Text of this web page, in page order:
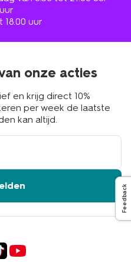
uur
onze acties
en krijg direct 10%
per week de laatste
kan altijd.
Feedback